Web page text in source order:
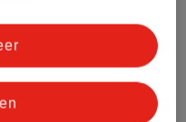
(nog) geen Nature